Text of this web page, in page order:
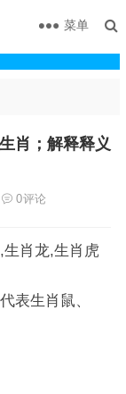
菜单
肖；解释释义
0评论
肖龙,生肖虎
表生肖鼠、